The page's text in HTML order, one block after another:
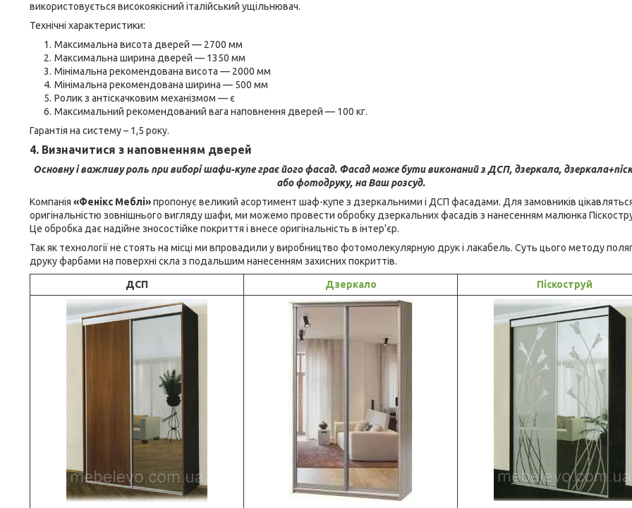
використовується високоякісний італійський ущільнювач.
Технічні характеристики:
Максимальна висота дверей — 2700 мм
Максимальна ширина дверей — 1350 мм
Мінімальна рекомендована висота — 2000 мм
Мінімальна рекомендована ширина — 500 мм
Ролик з антіскачковим механізмом — є
Максимальний рекомендований вага наповнення дверей — 100 кг.
Гарантія на систему – 1,5 року.
4. Визначитися з наповненням дверей
Основну і важливу роль при виборі шафи-купе грає його фасад. Фасад може бути виконаний з ДСП, дзеркала,
або фотодруку, на Ваш розсуд.
Компанія «Фенікс Меблі»пропонує великий асортимент шаф-купе з дзеркальними і ДСП фасадами. Для замовників
оригінальністю зовнішнього вигляду шафи, ми можемо провести обробку дзеркальних фасадів з нанесенням малюнка
Це обробка дає надійне зносостійке покриття і внесе оригінальність в інтер'єр.
Так як технології не стоять на місці ми впровадили у виробництво фотомолекулярную друк і лакабель. Суть цього методу
друку фарбами на поверхні скла з подальшим нанесенням захисних покриттів.
ДСП Дзеркало Піскоструй